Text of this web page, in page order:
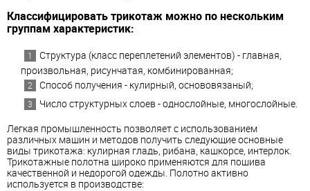
Классифицировать трикотаж можно по нескольким
группам характеристик:
Структура (класс переплетений элементов) - главная,
произвольная, рисунчатая, комбинированная;
Способ получения - кулирный, основовязаный;
Число структурных слоев - однослойные, многослойные.
Легкая промышленность позволяет с использованием
различных машин и методов получить следующие основные
виды трикотажа: кулирная гладь, рибана, кашкорсе, интерлок.
Трикотажные полотна широко применяются для пошива
качественной и недорогой одежды. Полотно активно
используется в производстве: